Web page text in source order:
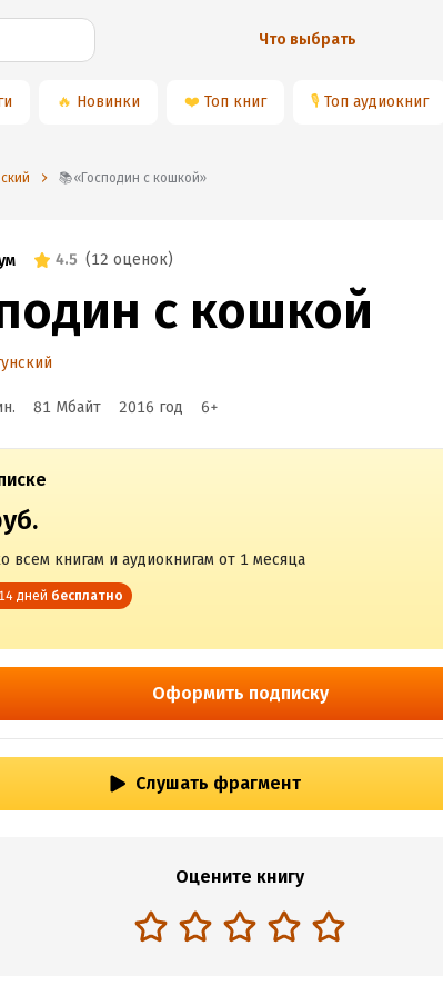
Что выбрать
🔥 Новинки ❤️ Топ книг 🎙 Топ аудиокниг
📚«Господин с кошкой»
4.5 (12 оценок)
с кошкой
81 Мбайт 2016 год 6+
всем книгам и аудиокнигам от 1 месяца
дней бесплатно
Оформить подписку
Слушать фрагмент
Оцените книгу